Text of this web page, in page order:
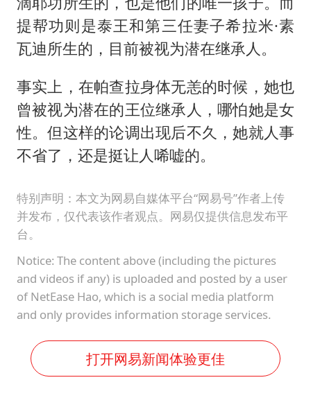
提帮功则是泰王和第三任妻子希拉米·素
瓦迪所生的，目前被视为潜在继承人。
事实上，在帕查拉身体无恙的时候，她也
曾被视为潜在的王位继承人，哪怕她是女
性。但这样的论调出现后不久，她就人事
不省了，还是挺让人唏嘘的。
特别声明：本文为网易自媒体平台“网易号”作者上传
并发布，仅代表该作者观点。网易仅提供信息发布平
台。
Notice: The content above (including the pictures
and videos if any) is uploaded and posted by a user
of NetEase Hao, which is a social media platform
and only provides information storage services.
打开网易新闻体验更佳